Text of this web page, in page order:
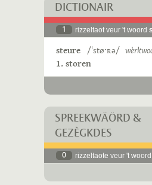
DICTIONAIR
1 rizzeltaot veur 't woord
steure /ˈstøˑʀə/
1. storen
SPREEKWÄÖRD &
GEZÈGKDES
0 rizzeltaote veur 't woord